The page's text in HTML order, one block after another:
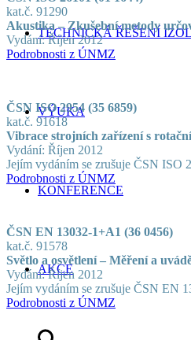
TECHNICKÁ ŘEŠENÍ
VÝUKA
KONFERENCE
AKCE
kat.č. 91290
Akustika – Zkušební metody
Vydání: Říjen 2012
Podrobnosti z ÚNMZ
ČSN ISO 2954 (35 6859)
kat.č. 91618
Vibrace strojních zařízení s
Vydání: Říjen 2012
Jejím vydáním se zrušuje ČSN ISO
Podrobnosti z ÚNMZ
ČSN EN 13032-1+A1 (36 0456)
kat.č. 91578
Světlo a osvětlení – Měření a
Vydání: Říjen 2012
Jejím vydáním se zrušuje ČSN EN
Podrobnosti z ÚNMZ